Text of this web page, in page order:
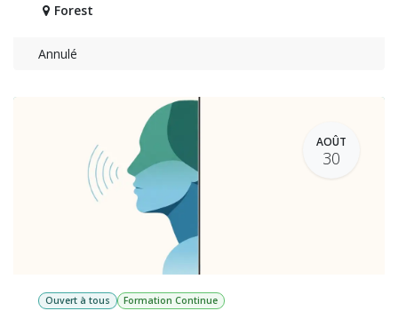
Forest
Annulé
AOÛT
30
Ouvert à tous Formation Continue